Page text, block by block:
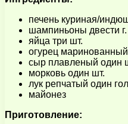
печень куриная/
шампиньоны двести г.
яйца три шт.
огурец
сыр плавленый один
морковь один шт.
лук репчатый один
майонез
Приготовление: